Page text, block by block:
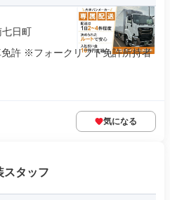
日町
許 ※フォークリフト免許所持者
気になる
スタッフ